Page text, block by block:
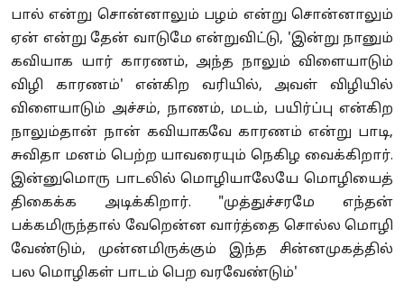
பால் என்று சொன்னாலும் பழம் என்று சொன்னாலும்
ஏன் என்று தேன் வாடுமே என்றுவிட்டு, 'இன்று நானும்
கவியாக யார் காரணம், அந்த நாலும் விளையாடும்
விழி காரணம்' என்கிற வரியில், அவள் விழியில்
விளையாடும் அச்சம், நாணம், மடம், பயிர்ப்பு என்கிற
நாலும்தான் நான் கவியாகவே காரணம் என்று பாடி,
சுவிதா மனம் பெற்ற யாவரையும் நெகிழ வைக்கிறார்.
இன்னுமொரு பாடலில் மொழியாலேயே மொழியைத்
திகைக்க அடிக்கிறார். "முத்துச்சரமே எந்தன்
பக்கமிருந்தால் வேறென்ன வார்த்தை சொல்ல மொழி
வேண்டும், முன்னமிருக்கும் இந்த சின்னமுகத்தில்
பல மொழிகள் பாடம் பெற வரவேண்டும்'